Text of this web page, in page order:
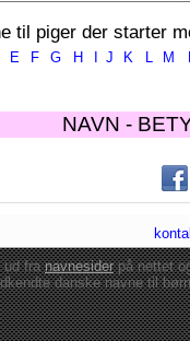
til piger der starter
E F G H J K L M
NAVN -
ud franavnesiderpå nettet
danskenavne til børn